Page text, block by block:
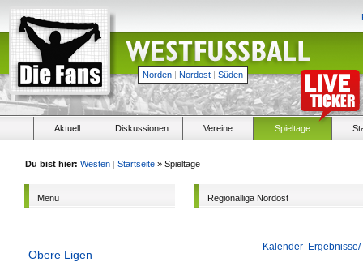
Norden | Nordost | Süden
Aktuell Diskussionen Vereine Spieltage
Du bist hier: Westen | Startseite » Spieltage
Menü
Obere Ligen
Regionalliga Nordost
Kalender